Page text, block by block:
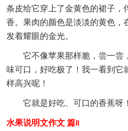
条皮给它穿上了金黄色的裙子，
香。果肉的颜色是淡淡的黄色，
发着耀眼的金光。
它不像苹果那样脆，尝一尝
味可口，好吃极了！我一看到它
样高兴呢！
它就是好吃、可口的香蕉呀！
水果说明文作文 篇8